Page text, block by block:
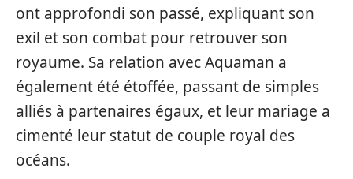
ont approfondi son passé, expliquant son
exil et son combat pour retrouver son
royaume. Sa relation avec Aquaman a
également été étoffée, passant de simples
alliés à partenaires égaux, et leur mariage a
cimenté leur statut de couple royal des
océans.